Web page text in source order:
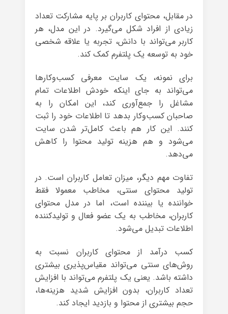
در مقابل، محتوای کاربران بر پایه مشارکت تعداد
زیادی از افراد شکل می‌گیرد. در این مدل، هر
کاربر می‌تواند با دانش، تجربه یا علاقه شخصی
خود به توسعه یک پلتفرم کمک کند.
برای نمونه، یک سایت معرفی کسب‌وکارها
می‌تواند به جای اینکه خودش اطلاعات تمام
مشاغل را جمع‌آوری کند، این امکان را به
صاحبان کسب‌وکار بدهد تا اطلاعات خود را ثبت
کنند. این کار هم باعث کامل‌تر شدن سایت
می‌شود و هم هزینه تولید محتوا را کاهش
می‌دهد.
تفاوت مهم دیگر، میزان تعامل کاربران است. در
تولید محتوای سنتی، مخاطب معمولا فقط
خواننده یا بیننده است، اما در مدل محتوای
کاربران، مخاطب به یک عضو فعال و تولیدکننده
اطلاعات تبدیل می‌شود.
کسب درآمد از محتوای کاربران نسبت به
روش‌های سنتی می‌تواند مقیاس‌پذیری بیشتری
داشته باشد. یعنی یک پلتفرم می‌تواند با افزایش
تعداد کاربران، بدون افزایش شدید هزینه‌ها،
حجم بیشتری از محتوا و بازدید ایجاد کند.